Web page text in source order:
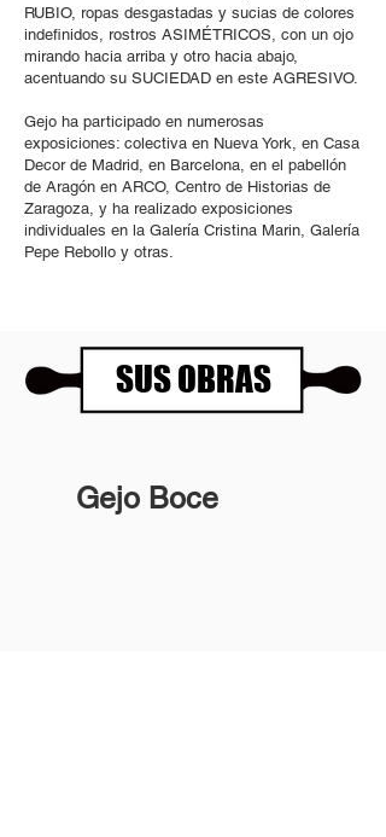
RUBIO, ropas desgastadas y sucias de colores
indefinidos, rostros ASIMÉTRICOS, con un ojo
mirando hacia arriba y otro hacia abajo,
acentuando su SUCIEDAD en este AGRESIVO.
Gejo ha participado en numerosas
exposiciones: colectiva en Nueva York, en Casa
Decor de Madrid, en Barcelona, en el pabellón
de Aragón en ARCO, Centro de Historias de
Zaragoza, y ha realizado exposiciones
individuales en la Galería Cristina Marin, Galería
Pepe Rebollo y otras.
SUS OBRAS
Gejo Boce